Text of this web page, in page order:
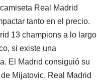
Real Madrid
tanto en el precio.
13 champions a lo largo
si existe una
El Madrid consiguió su
Mijatovic. Real Madrid